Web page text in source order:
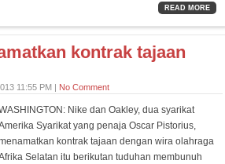
READ MORE
kontrak tajaan
11:55 PM | No Comment
Nike dan Oakley, dua syarikat
Syarikat yang penaja Oscar Pistorius,
kontrak tajaan dengan wira olahraga
Selatan itu berikutan tuduhan membunuh